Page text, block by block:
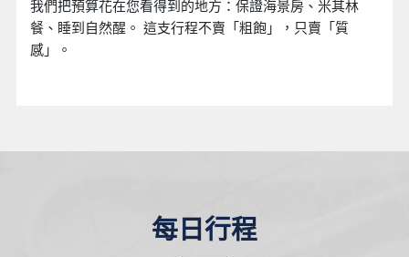
我們把預算花在您看得到的地方：保證海景房、米其林
餐、睡到自然醒。 這支行程不賣「粗飽」，只賣「質
感」。
每日行程